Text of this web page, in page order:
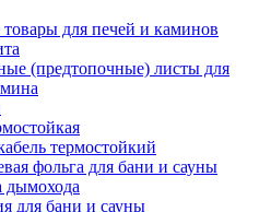
для печей и каминов
(предтопочные) листы для
термостойкий
фольга для бани и сауны
дымохода
для бани и сауны